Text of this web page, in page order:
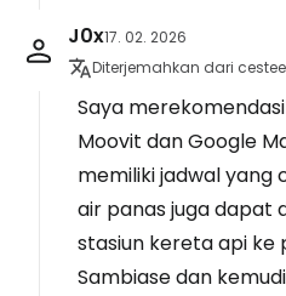
J0x17. 02. 2026
Diterjemahkan dari
Saya
Moovit dan Google
memiliki jadwal yang
air panas juga dapat
stasiun kereta api
Sambiase dan